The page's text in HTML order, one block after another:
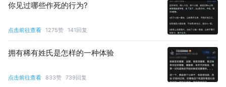
你见过哪些作死的行为?
点击前往查看 1275赞 141回复
拥有稀有姓氏是怎样的一种体验
点击前往查看 833赞 739回复